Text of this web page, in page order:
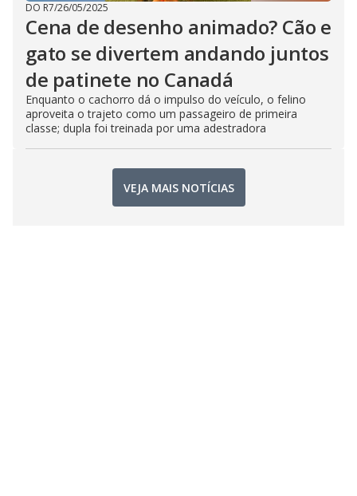
DO R7/26/05/2025
Cena de desenho animado? Cão e
gato se divertem andando juntos
de patinete no Canadá
Enquanto o cachorro dá o impulso do veículo, o felino
aproveita o trajeto como um passageiro de primeira
classe; dupla foi treinada por uma adestradora
VEJA MAIS NOTÍCIAS